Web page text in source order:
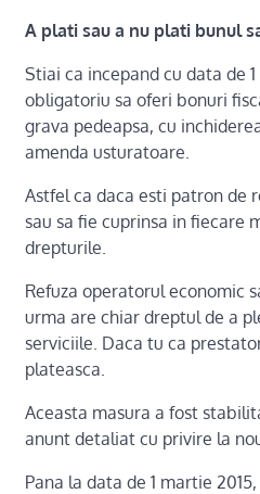
A plati sau a nu plati bunul
Stiai ca incepand cu data de
obligatoriu sa oferi bonuri
grava pedeapsa, cu
amenda usturatoare.
Astfel ca daca esti patron de
sau sa fie cuprinsa in fiecare
drepturile.
Refuza operatorul economic
urma are chiar dreptul de a
serviciile. Daca tu ca
plateasca.
Aceasta masura a fost
anunt detaliat cu privire la
Pana la data de 1 martie